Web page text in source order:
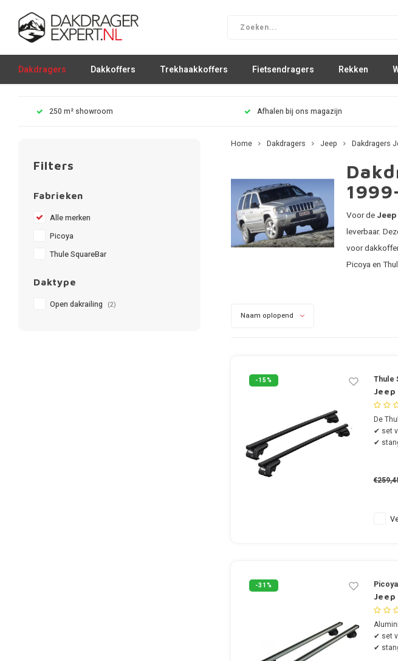
Dakdragers Dakkoffers Trekhaakkoffers Fietsendragers Rekken
250 m² showroom Afhalen bij ons magazijn
Filters
Fabrieken
Alle merken
Picoya
Thule SquareBar
Daktype
Open dakrailing (2)
Home Dakdragers Jeep Dakdragers
Voor de
leverbaar.
voor
Picoya en
Naam oplopend
-15% Thule
De
✔ set
✔
-31% Picoya
✔ set
✔